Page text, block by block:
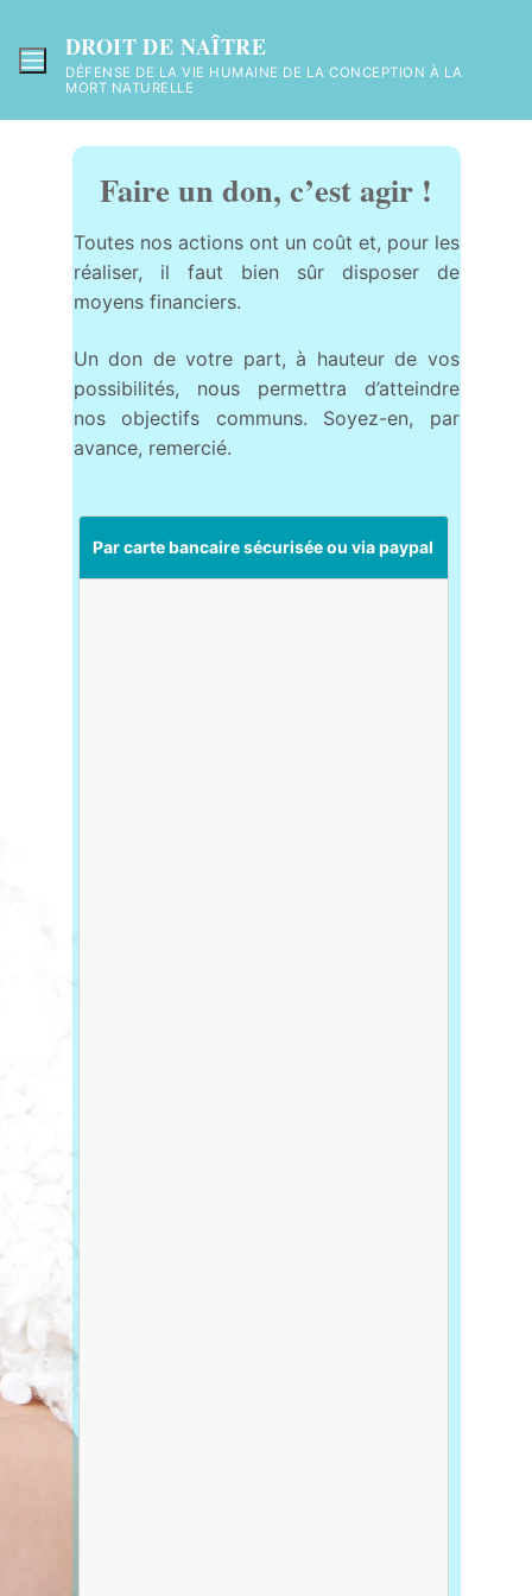
au
contenu
DROIT DE NAÎTRE
DÉFENSE DE LA VIE HUMAINE DE LA CONCEPTION À LA
MORT NATURELLE
Faire un don, c’est agir !
Toutes nos actions ont un coût et, pour les
réaliser, il faut bien sûr disposer de
moyens financiers.
Un don de votre part, à hauteur de vos
possibilités, nous permettra d’atteindre
nos objectifs communs. Soyez-en, par
avance, remercié.
Par carte bancaire sécurisée ou viapaypal